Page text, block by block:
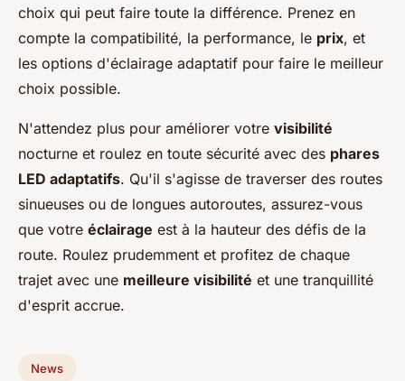
choix qui peut faire toute la différence. Prenez en
compte la compatibilité, la performance, le prix, et
les options d'éclairage adaptatif pour faire le meilleur
choix possible.
N'attendez plus pour améliorer votre visibilité
nocturne et roulez en toute sécurité avec des phares
LED adaptatifs. Qu'il s'agisse de traverser des routes
sinueuses ou de longues autoroutes, assurez-vous
que votre éclairage est à la hauteur des défis de la
route. Roulez prudemment et profitez de chaque
trajet avec une meilleure visibilité et une tranquillité
d'esprit accrue.
News